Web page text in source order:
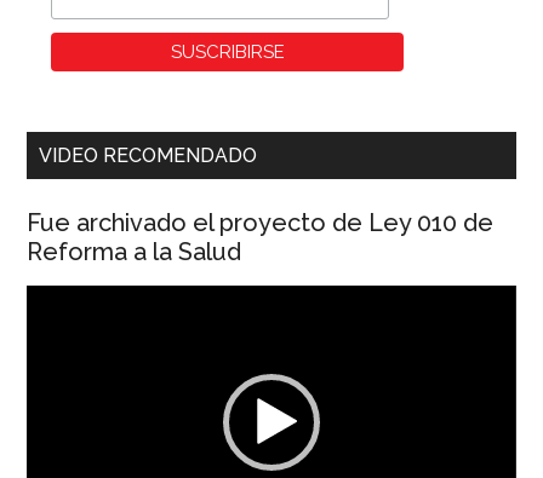
VIDEO RECOMENDADO
Fue archivado el proyecto de Ley 010 de
Reforma a la Salud